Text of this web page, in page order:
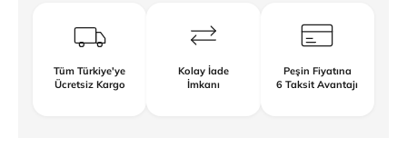
Tüm Türkiye'ye
Ücretsiz Kargo
Kolay İade
İmkanı
Peşin Fiyatına
6 Taksit Avantajı